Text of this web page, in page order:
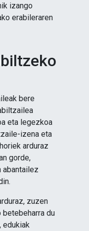
izango
erabileraren
bere
eta legezkoa
izena eta
arduraz
gorde,
abantailez
zuzen
du
edukiak